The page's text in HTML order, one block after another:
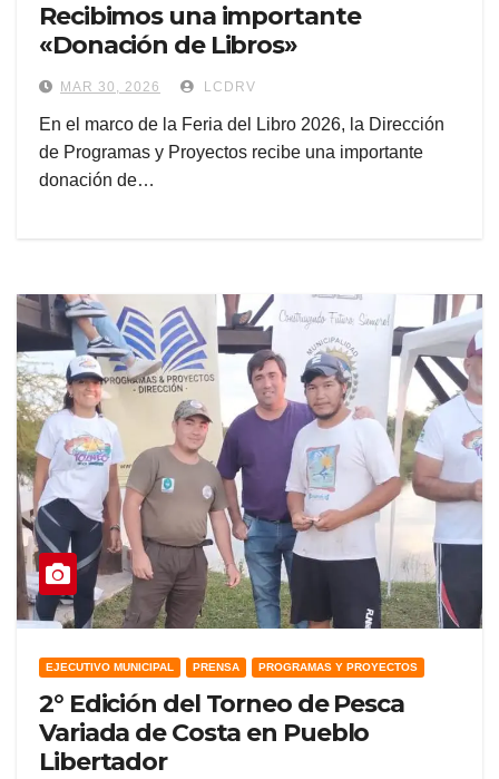
Recibimos una importante
«Donación de Libros»
MAR 30, 2026 LCDRV
En el marco de la Feria del Libro 2026, la Dirección
de Programas y Proyectos recibe una importante
donación de…
EJECUTIVO MUNICIPAL PRENSA PROGRAMAS Y PROYECTOS
2° Edición del Torneo de Pesca
Variada de Costa en Pueblo
Libertador